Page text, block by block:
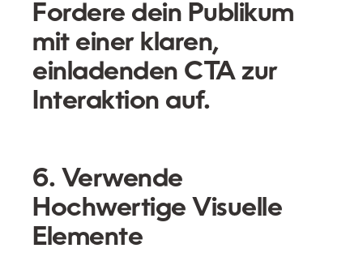
Fordere dein Publikum
mit einer klaren,
einladenden CTA zur
Interaktion auf.
6. Verwende
Hochwertige Visuelle
Elemente